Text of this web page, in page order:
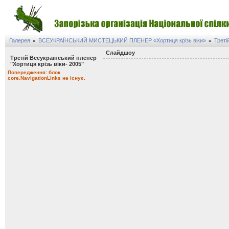
Галерея » ВСЕУКРАЇНСЬКИЙ МИСТЕЦЬКИЙ ПЛЕНЕР «Хортиця крізь віки» »
Третій Всеукраїнський пленер
"Хортиця крізь віки- 2005"
Попередження: блок
core.NavigationLinks не існує.
Слайдшоу